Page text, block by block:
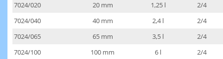
7024/020 20 mm 1,25 l
2/4
7024/040
40 mm 2,4 l
2/4
7024/065
65 mm 3,5 l
2/4
7024/100
100 mm 6 l
2/4